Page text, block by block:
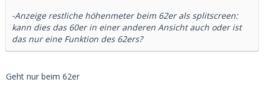
-Anzeige restliche höhenmeter beim 62er als splitscreen:
kann dies das 60er in einer anderen Ansicht auch oder ist
das nur eine Funktion des 62ers?
Geht nur beim 62er